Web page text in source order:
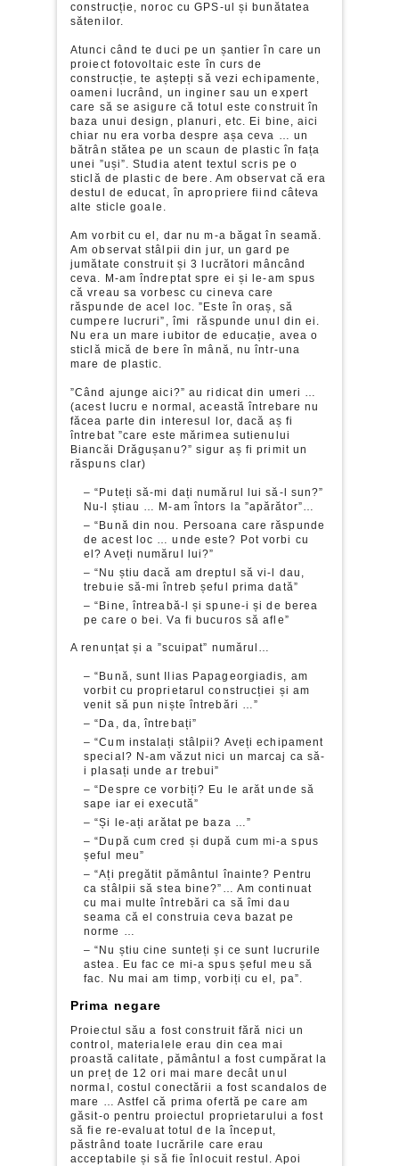
construcție, noroc cu GPS-ul și bunătatea
sătenilor.
Atunci când te duci pe un șantier în care un
proiect fotovoltaic este în curs de
construcție, te aștepți să vezi echipamente,
oameni lucrând, un inginer sau un expert
care să se asigure că totul este construit în
baza unui design, planuri, etc. Ei bine, aici
chiar nu era vorba despre așa ceva … un
bătrân stătea pe un scaun de plastic în fața
unei ”uși”. Studia atent textul scris pe o
sticlă de plastic de bere. Am observat că era
destul de educat, în apropriere fiind câteva
alte sticle goale.
Am vorbit cu el, dar nu m-a băgat în seamă.
Am observat stâlpii din jur, un gard pe
jumătate construit și 3 lucrători mâncând
ceva. M-am îndreptat spre ei și le-am spus
că vreau sa vorbesc cu cineva care
răspunde de acel loc. ”Este în oraș, să
cumpere lucruri”, îmi răspunde unul din ei.
Nu era un mare iubitor de educație, avea o
sticlă mică de bere în mână, nu într-una
mare de plastic.
”Când ajunge aici?” au ridicat din umeri …
(acest lucru e normal, această întrebare nu
făcea parte din interesul lor, dacă aș fi
întrebat ”care este mărimea sutienului
Biancăi Drăgușanu?” sigur aș fi primit un
răspuns clar)
– “Puteți să-mi dați numărul lui să-l sun?”
Nu-l știau … M-am întors la ”apărător”…
– “Bună din nou. Persoana care răspunde
de acest loc … unde este? Pot vorbi cu
el? Aveți numărul lui?”
– “Nu știu dacă am dreptul să vi-l dau,
trebuie să-mi întreb șeful prima dată”
– “Bine, întreabă-l și spune-i și de berea
pe care o bei. Va fi bucuros să afle”
A renunțat și a ”scuipat” numărul…
– “Bună, sunt Ilias Papageorgiadis, am
vorbit cu proprietarul construcției și am
venit să pun niște întrebări …”
– “Da, da, întrebați”
– “Cum instalați stâlpii? Aveți echipament
special? N-am văzut nici un marcaj ca să-
i plasați unde ar trebui”
– “Despre ce vorbiți? Eu le arăt unde să
sape iar ei execută”
– “Și le-ați arătat pe baza …”
– “După cum cred și după cum mi-a spus
șeful meu”
– “Ați pregătit pământul înainte? Pentru
ca stâlpii să stea bine?”… Am continuat
cu mai multe întrebări ca să îmi dau
seama că el construia ceva bazat pe
norme …
– “Nu știu cine sunteți și ce sunt lucrurile
astea. Eu fac ce mi-a spus șeful meu să
fac. Nu mai am timp, vorbiți cu el, pa”.
Prima negare
Proiectul său a fost construit fără nici un
control, materialele erau din cea mai
proastă calitate, pământul a fost cumpărat la
un preț de 12 ori mai mare decât unul
normal, costul conectării a fost scandalos de
mare … Astfel că prima ofertă pe care am
găsit-o pentru proiectul proprietarului a fost
să fie re-evaluat totul de la început,
păstrând toate lucrările care erau
acceptabile și să fie înlocuit restul. Apoi